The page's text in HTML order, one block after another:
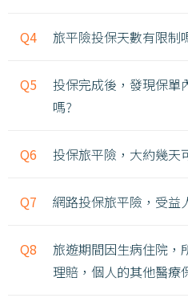
Q4 旅平險投保天數有限制
Q5
投保完成後，發現保單
嗎?
Q6 投保旅平險，大約幾天
Q7 網路投保旅平險，受益
Q8
旅遊期間因生病住院，
理賠，個人的其他醫療